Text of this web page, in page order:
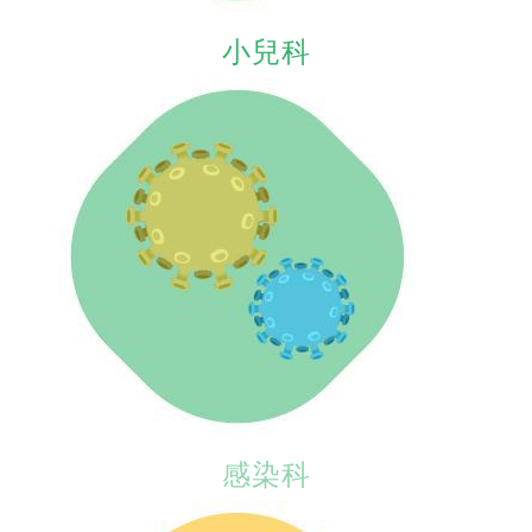
小兒科
感染科